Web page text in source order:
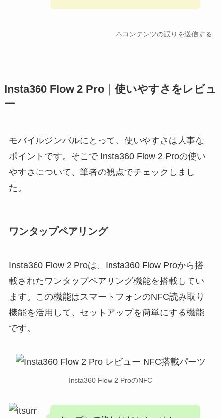
⚠️コンテンツの誤りを送信する
Insta360 Flow 2 Pro｜使いやすさをレビュ
ー
モバイルジンバルにとって、使いやすさは大事な
ポイントです。そこで Insta360 Flow 2 Proの使い
やすさについて、筆者の観点でチェックしまし
た。
ワンタップペアリング
Insta360 Flow 2 Proは、Insta360 Flow Proから搭
載されたワンタップペアリング機能を搭載してい
ます。この機能はスマートフォンのNFC読み取り
機能を活用して、セットアップを簡単にする機能
です。
Insta360 Flow 2 ProのNFC